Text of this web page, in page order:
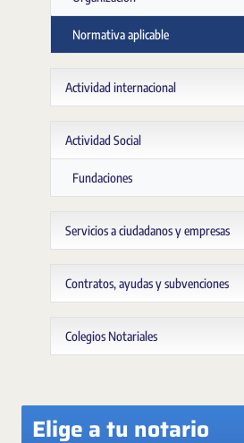
Normativa aplicable
Actividad internacional
Actividad Social
Fundaciones
Servicios a ciudadanos y empresas
Contratos, ayudas y subvenciones
Colegios Notariales
Elige a tu notario